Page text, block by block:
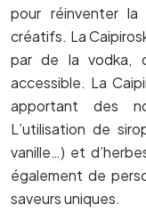
pour réinventer
créatifs. La
par de la vodka,
accessible. La
apportant des
L’utilisation de
vanille…) et
également de
saveurs uniques.